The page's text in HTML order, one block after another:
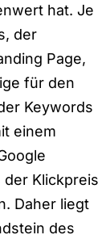
hat. Je
der
Page,
für den
Keywords
einem
der Klickpreis
Daher liegt
des